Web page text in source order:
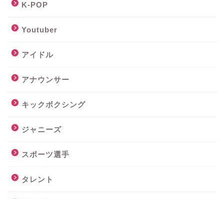
K-POP
Youtuber
アイドル
アナウンサー
キックボクシング
ジャニーズ
スポーツ選手
タレント